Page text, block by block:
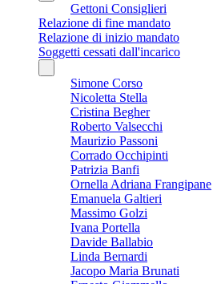
Gettoni Consiglieri
Relazione di fine mandato
Relazione di inizio mandato
Soggetti cessati dall'incarico
Simone Corso
Nicoletta Stella
Cristina Begher
Roberto Valsecchi
Maurizio Passoni
Corrado Occhipinti
Patrizia Banfi
Ornella Adriana Frangipane
Emanuela Galtieri
Massimo Golzi
Ivana Portella
Davide Ballabio
Linda Bernardi
Jacopo Maria Brunati